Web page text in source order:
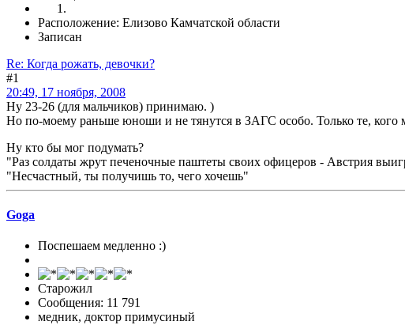
Расположение: Елизово Камчатской области
Записан
Re: Когда рожать, девочки?
#1
20:49, 17 ноября, 2008
Ну 23-26 (для мальчиков) принимаю. )
Но по-моему раньше юноши и не тянутся в ЗАГС особо. Только те, кого
Ну кто бы мог подумать?
"Раз солдаты жрут печеночные паштеты своих офицеров - Австрия
"Несчастный, ты получишь то, чего хочешь"
Goga
Поспешаем медленно :)
Старожил
Сообщения: 11 791
медник, доктор примусиный